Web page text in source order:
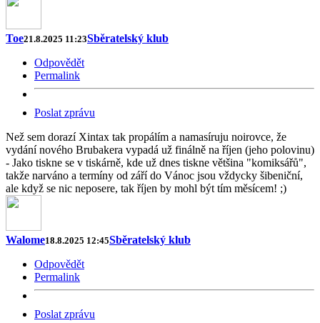
Toe21.8.2025 11:23Sběratelský klub
Odpovědět
Permalink
Poslat zprávu
Než sem dorazí Xintax tak propálím a namasíruju noirovce, že
vydání nového Brubakera vypadá už finálně na říjen (jeho polovinu)
- Jako tiskne se v tiskárně, kde už dnes tiskne většina "komiksářů",
takže narváno a termíny od září do Vánoc jsou vždycky šibeniční,
ale když se nic neposere, tak říjen by mohl být tím měsícem! ;)
Walome18.8.2025 12:45Sběratelský klub
Odpovědět
Permalink
Poslat zprávu